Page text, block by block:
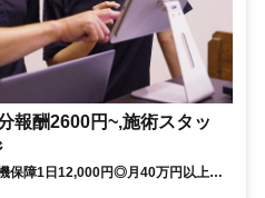
報酬2600円~,施術スタッ
保障1日12,000円◎月40万円以上も
客に自信があります！